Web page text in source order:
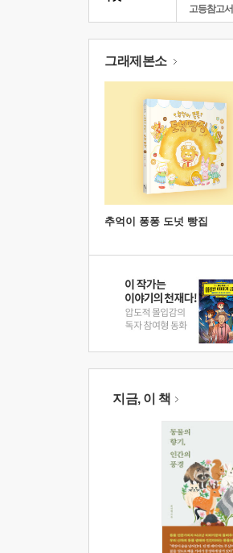
고등참고서
그래제본소
추억이 퐁퐁 도넛 빵집
지금, 이 책